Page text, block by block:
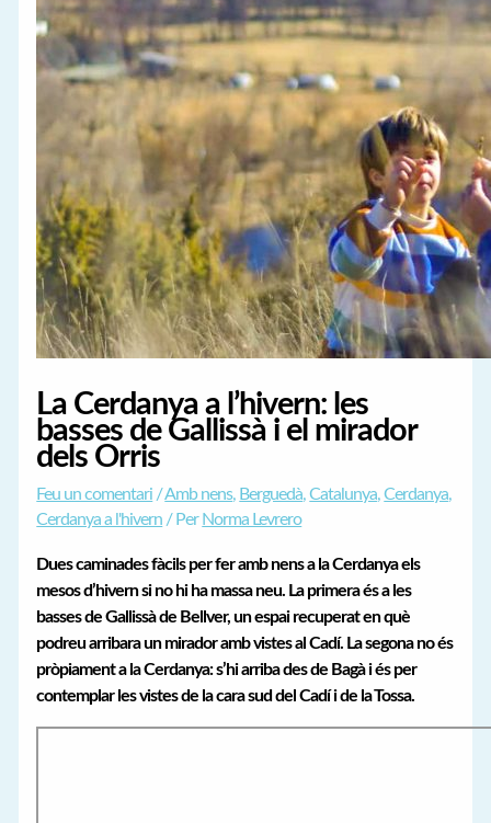
La Cerdanya a l’hivern: les
basses de Gallissà i el mirador
dels Orris
Feu un comentari /Amb nens, Berguedà,Catalunya,Cerdanya,
Cerdanya a l'hivern / Per Norma Levrero
Dues caminades fàcils per fer amb nens a la Cerdanya els
mesos d’hivern si no hi ha massa neu. La primera és a les
basses de Gallissà de Bellver, un espai recuperat en què
podreu arribara un mirador amb vistes al Cadí. La segona no és
pròpiament a la Cerdanya: s’hi arriba des de Bagà i és per
contemplar les vistes de la cara sud del Cadí i de la Tossa.